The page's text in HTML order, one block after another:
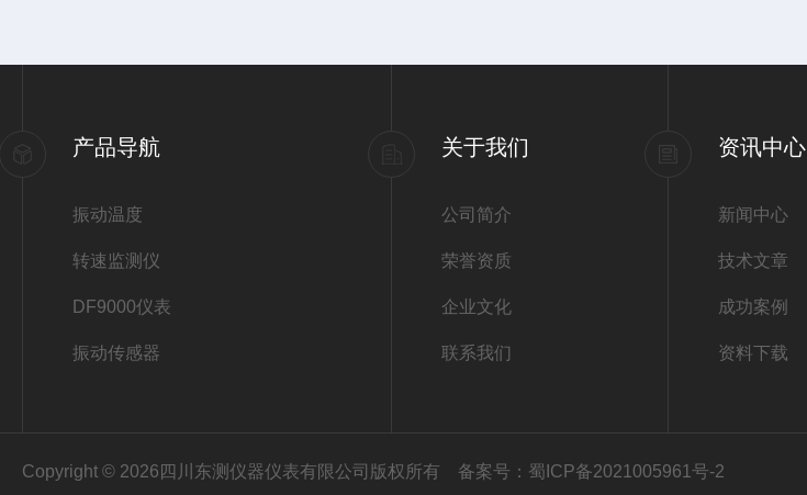
产品导航
振动温度
转速监测仪
DF9000仪表
振动传感器
关于我们
公司简介
荣誉资质
企业文化
联系我们
资讯中心
新闻中心
技术文章
成功案例
资料下载
Copyright © 2026四川东测仪器仪表有限公司版权所有 备案号：蜀ICP备2021005961号-2